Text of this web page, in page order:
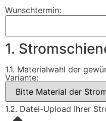
Wunschtermin:
1.
1.1. Materialwahl der
Variante:
1.2. Datei-Upload Ihrer